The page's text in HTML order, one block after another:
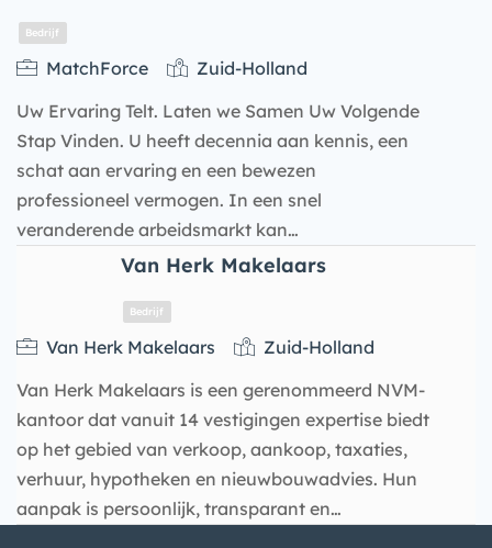
Bedrijf
Bedrijf
MatchForce
Zuid-Holland
Uw Ervaring Telt. Laten we Samen Uw Volgende
Stap Vinden. U heeft decennia aan kennis, een
schat aan ervaring en een bewezen
professioneel vermogen. In een snel
veranderende arbeidsmarkt kan…
Van Herk Makelaars
Van Herk Makelaars
Zuid-Holland
Van Herk Makelaars is een gerenommeerd NVM-
kantoor dat vanuit 14 vestigingen expertise biedt
op het gebied van verkoop, aankoop, taxaties,
verhuur, hypotheken en nieuwbouwadvies. Hun
aanpak is persoonlijk, transparant en…